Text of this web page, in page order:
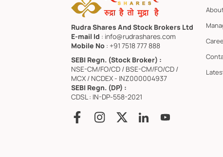
Rudra Shares And Stock Brokers Ltd
E-mail Id : info@rudrashares.com
Mobile No : +91 7518 777 888
SEBI Regn. (Stock Broker) :
NSE-CM/FO/CD / BSE-CM/FO/CD /
MCX / NCDEX - INZ000004937
SEBI Regn. (DP) :
CDSL : IN-DP-558-2021